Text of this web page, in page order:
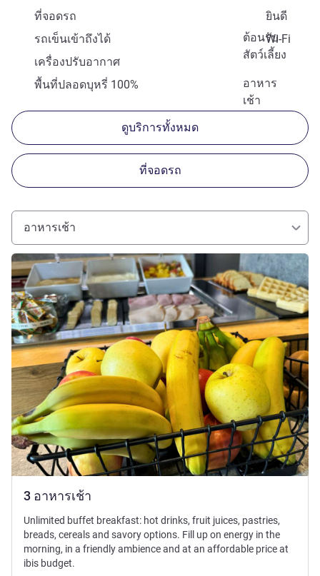
ที่จอดรถ
ยินดี
ต้อนรับ
สัตว์เลี้ยง
รถเข็นเข้าถึงได้
Wi-Fi
เครื่องปรับอากาศ
อาหาร
เช้า
พื้นที่ปลอดบุหรี่ 100%
ดูบริการทั้งหมด
ที่จอดรถ
อาหารเช้า
3 อาหารเช้า
ดูรายละเอียด
Unlimited buffet breakfast: hot drinks, fruit juices, pastries,
breads, cereals and savory options. Fill up on energy in the
morning, in a friendly ambience and at an affordable price at
ibis budget.